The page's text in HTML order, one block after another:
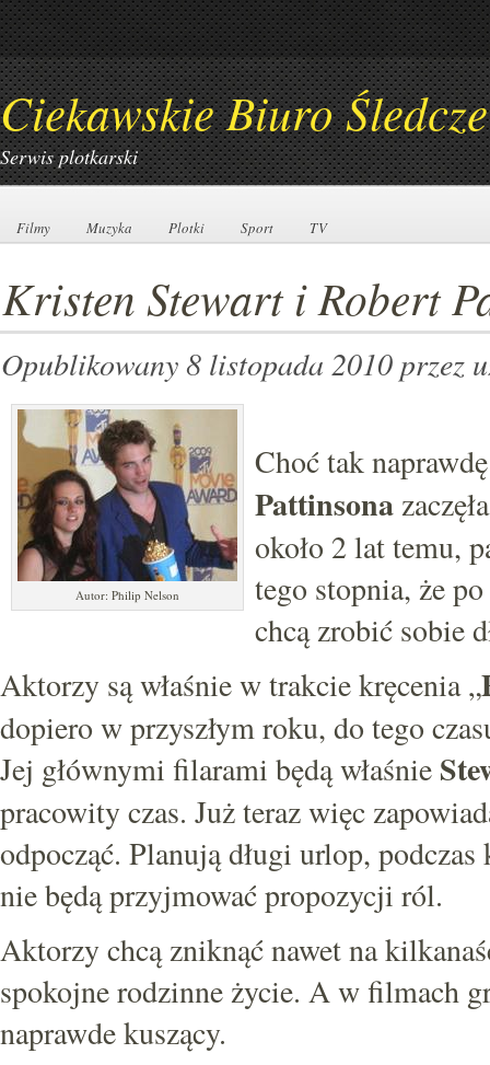
Ciekawskie Biuro Śledcze
Serwis plotkarski
Filmy
Filmy Muzyka
Muzyka Plotki
Plotki Sport
Sport TV
TV
Kristen Stewart i Robert
Opublikowany 8 listopada 2010przez
Autor: Philip Nelson
Choć tak
Pattinsona
około 2 lat temu,
tego stopnia, że
chcą zrobić sobie
Aktorzy są właśnie w trakcie kręcenia „
dopiero w przyszłym roku, do tego
Jej głównymi filarami będą właśnie
pracowity czas. Już teraz więc
odpocząć. Planują długi urlop,
nie będą przyjmować propozycji ról.
Aktorzy chcą zniknąć nawet na
spokojne rodzinne życie. A w filmach
naprawde kuszący.